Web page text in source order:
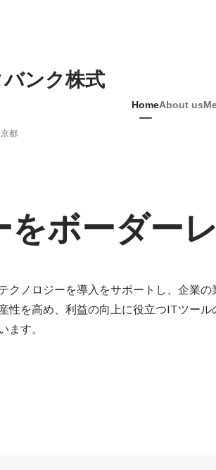
ンク株式
都
HomeAbout us
ボーダー
クノロジーを導入をサポートし、企業の
性を高め、利益の向上に役立つITツール
ます。